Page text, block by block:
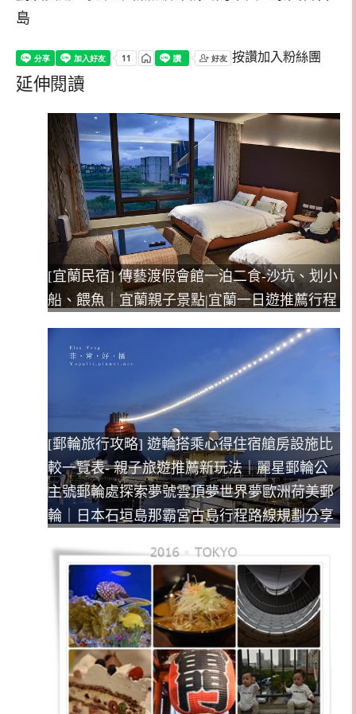
按讚加入粉絲團
延伸閱讀
[宜蘭民宿] 傳藝渡假會館一泊二食-沙坑、划小
船、餵魚｜宜蘭親子景點|宜蘭一日遊推薦行程
[郵輪旅行攻略] 遊輪搭乘心得住宿艙房設施比
較一覽表- 親子旅遊推薦新玩法｜麗星郵輪公
主號郵輪處探索夢號雲頂夢世界夢歐洲荷美郵
輪｜日本石垣島那霸宮古島行程路線規劃分享